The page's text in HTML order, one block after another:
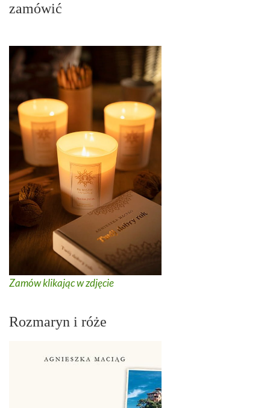
zamówić
Zamów klikając w zdjęcie
Rozmaryn i róże